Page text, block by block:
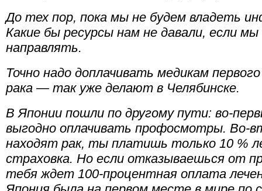
До тех пор, пока мы не будем владеть
Какие бы ресурсы нам не давали, если мы
направлять.
Точно надо доплачивать медикам
рака — так уже делают в Челябинске.
В Японии пошли по другому пути: во-
выгодно оплачивать профосмотры. Во-
находят рак, ты платишь только 10 %
страховка. Но если отказываешься от
тебя ждет 100-процентная оплата